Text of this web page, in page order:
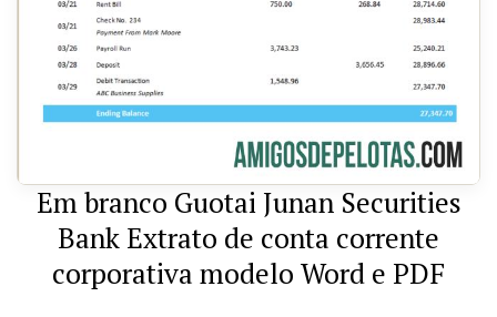
Em branco Guotai Junan Securities
Bank Extrato de conta corrente
corporativa modelo Word e PDF